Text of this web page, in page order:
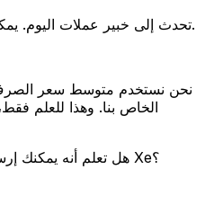
تحدث إلى خبير عملات اليوم.يمكننا التفوق على أسعار المنافسين.
نحن نستخدم متوسط سعر
الخاص بنا. وهذا للعلم
هل تعلم أنه يمكنك إرسال الأموال إلى الخارج باستخدام Xe؟